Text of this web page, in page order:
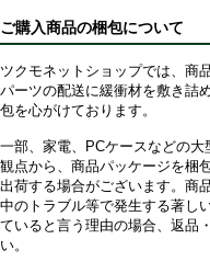
ご購入商品の梱包について
ツクモネットショップでは、商
パーツの配送に緩衝材を敷き詰
包を心がけております。
一部、家電、PCケースなどの
観点から、商品パッケージを梱
出荷する場合がございます。商
中のトラブル等で発生する著し
ていると言う理由の場合、返品
い。